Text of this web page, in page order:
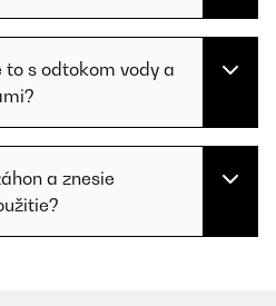
to s odtokom vody a
a znesie